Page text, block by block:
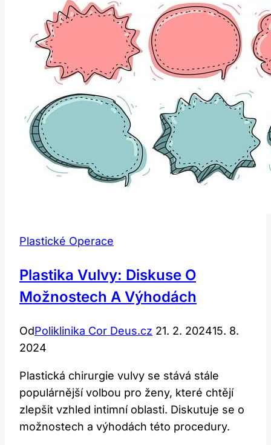
Plastické Operace
Plastika Vulvy: Diskuse O
Možnostech A Výhodách
OdPoliklinika Cor Deus.cz 21. 2. 202415. 8.
2024
Plastická chirurgie vulvy se stává stále
populárnější volbou pro ženy, které chtějí
zlepšit vzhled intimní oblasti. Diskutuje se o
možnostech a výhodách této procedury.